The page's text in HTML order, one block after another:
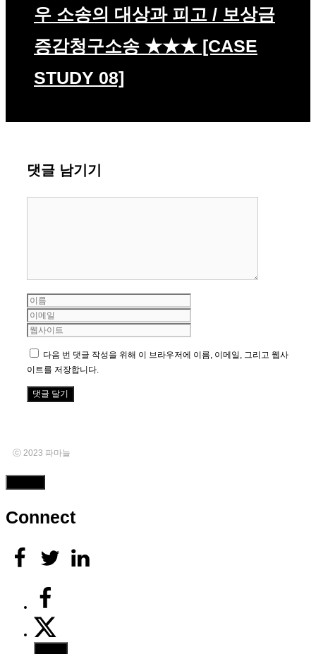
우 소송의 대상과 피고 / 보상금
증감청구소송 ★★★ [CASE
STUDY 08]
댓글 남기기
이
름
트
다음 번 댓글 작성을 위해 이 브라우저에 이름, 이메일, 그리고 웹사
이트를 저장합니다.
ⓒ 2023 파마늘
Close
Connect